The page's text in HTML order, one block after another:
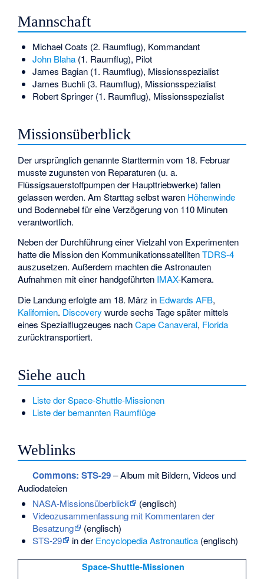
Mannschaft
Michael Coats (2. Raumflug), Kommandant
John Blaha(1. Raumflug), Pilot
James Bagian(1. Raumflug), Missionsspezialist
James Buchli(3. Raumflug), Missionsspezialist
Robert Springer(1. Raumflug), Missionsspezialist
Missionsüberblick
Der ursprünglich genannte Starttermin vom 18. Februar
musste zugunsten von Reparaturen (u. a.
Flüssigsauerstoffpumpen der Haupttriebwerke) fallen
gelassen werden. Am Starttag selbst waren Höhenwinde
und Bodennebel für eine Verzögerung von 110 Minuten
verantwortlich.
Neben der Durchführung einer Vielzahl von Experimenten
hatte die Mission den KommunikationssatellitenTDRS-4
auszusetzen. Außerdem machten die Astronauten
Aufnahmen mit einer handgeführten IMAX-Kamera.
Die Landung erfolgte am 18. März in Edwards AFB,
Kalifornien. Discovery wurde sechs Tage später mittels
eines Spezialflugzeuges nachCape Canaveral, Florida
zurücktransportiert.
Siehe auch
Liste der Space-Shuttle-Missionen
Liste der bemannten Raumflüge
Weblinks
Commons: STS-29– Album mit Bildern, Videos und
Audiodateien
NASA-Missionsüberblick
(englisch)
Videozusammenfassung mit Kommentaren der
Besatzung
(englisch)
STS-29
in der Encyclopedia Astronautica(englisch)
Space-Shuttle-Missionen